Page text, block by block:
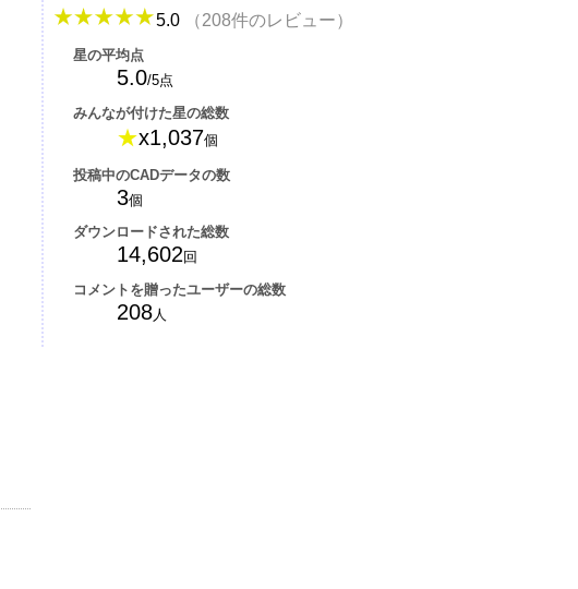
5.0 （208件のレビュー）
星の平均点
5.0/5点
みんなが付けた星の総数
★x1,037個
投稿中のCADデータの数
3個
ダウンロードされた総数
14,602回
コメントを贈ったユーザーの総数
208人